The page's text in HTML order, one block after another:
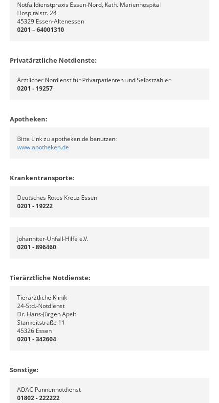
Notfalldienstpraxis Essen-Nord, Kath. Marienhospital
Hospitalstr. 24
45329 Essen-Altenessen
0201 – 64001310
Privatärztliche Notdienste:
Ärztlicher Notdienst für Privatpatienten und Selbstzahler
0201 - 19257
Apotheken:
Bitte Link zu apotheken.de benutzen:
www.apotheken.de
Krankentransporte:
Deutsches Rotes Kreuz Essen
0201 - 19222
Johanniter-Unfall-Hilfe e.V.
0201 - 896460
Tierärztliche Notdienste:
Tierärztliche Klinik
24-Std.-Notdienst
Dr. Hans-Jürgen Apelt
Stankeitstraße 11
45326 Essen
0201 - 342604
Sonstige:
ADAC Pannennotdienst
01802 - 222222